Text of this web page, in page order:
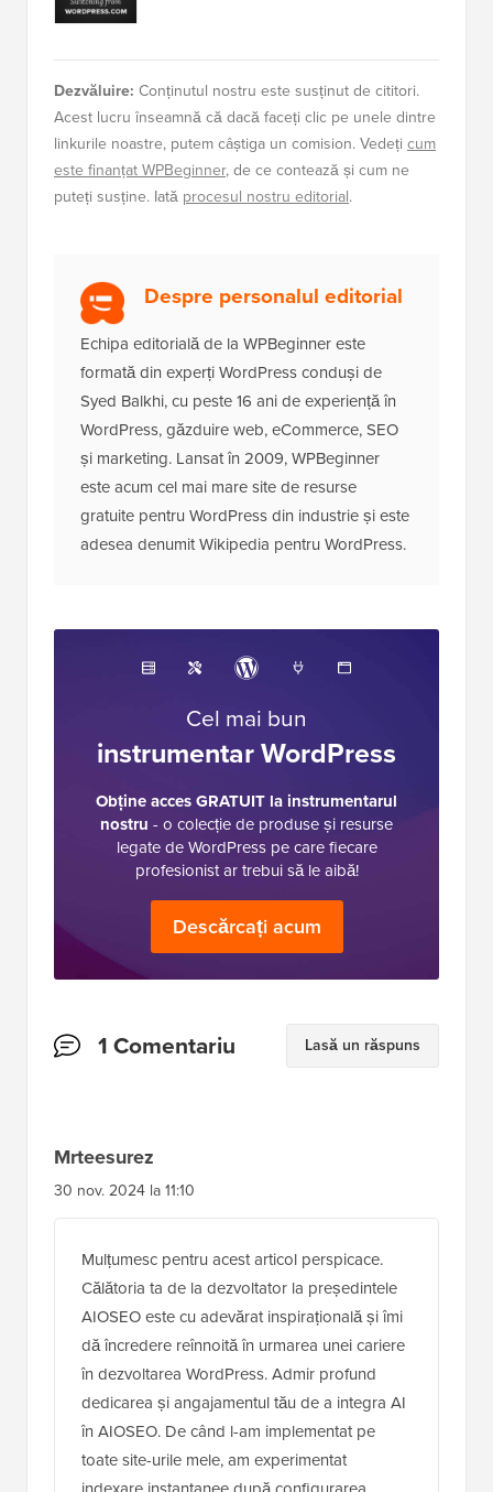
Dezvăluire: Conținutul nostru este susținut de cititori.
Acest lucru înseamnă că dacă faceți clic pe unele dintre
linkurile noastre, putem câștiga un comision. Vedeți cum
este finanțat WPBeginner, de ce contează și cum ne
puteți susține. Iată procesul nostru editorial.
Despre personalul editorial
Echipa editorială de la WPBeginner este
formată din experți WordPress conduși de
Syed Balkhi, cu peste 16 ani de experiență în
WordPress, găzduire web, eCommerce, SEO
și marketing. Lansat în 2009, WPBeginner
este acum cel mai mare site de resurse
gratuite pentru WordPress din industrie și este
adesea denumit Wikipedia pentru WordPress.
Cel mai bun
instrumentar WordPress
Obține acces GRATUIT la instrumentarul
nostru - o colecție de produse și resurse
legate de WordPress pe care fiecare
profesionist ar trebui să le aibă!
Descărcați acum
Interacțiuni
1 Comentariu Lasă un răspuns
Mrteesurez
30 nov. 2024 la 11:10
Mulțumesc pentru acest articol perspicace.
Călătoria ta de la dezvoltator la președintele
AIOSEO este cu adevărat inspirațională și îmi
dă încredere reînnoită în urmarea unei cariere
în dezvoltarea WordPress. Admir profund
dedicarea și angajamentul tău de a integra AI
în AIOSEO. De când l-am implementat pe
toate site-urile mele, am experimentat